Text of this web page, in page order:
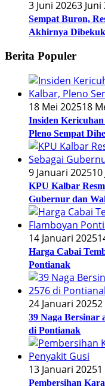
3 Juni 20263 Juni
Sempat Buron,
Akhirnya
Berita Populer
18 Mei 202518
Insiden
Pleno Sempat
9 Januari 2025
KPU Kalbar
Gubernur dan
14 Januari 2025
Harga Cabai
Pontianak
24 Januari 2025
39 Naga Bersinar
di Pontianak
13 Januari 2025
Pembersihan